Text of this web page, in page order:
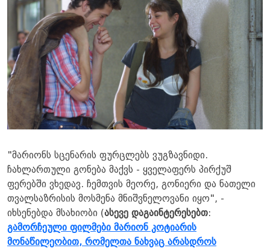
"მარიონს სცენარის ფურცლებს ვუგზავნიდი.
ჩახლართული გონება მაქვს - ყველაფერს პირქუშ
ფერებში ვხედავ. ჩემთვის მეორე, გონიერი და ნათელი
თვალსაზრისის მოსმენა მნიშვნელოვანი იყო", -
იხსენებდა მსახიობი (ასევე დაგაინტერესებთ:
გამორჩეული ფილმები მარიონ კოტიარის
მონაწილეობით, რომელთა ნახვაც არასდროს